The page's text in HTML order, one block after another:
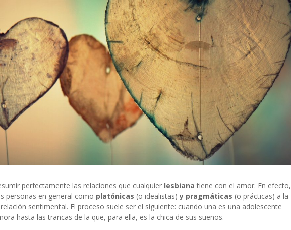
perfectamente las relaciones que cualquier lesbiana tiene con el amor. En efecto,
personas en general como platónicas (o idealistas) y pragmáticas (o prácticas) a la
sentimental. El proceso suele ser el siguiente: cuando una es una adolescente
hasta las trancas de la que, para ella, es la chica de sus sueños.